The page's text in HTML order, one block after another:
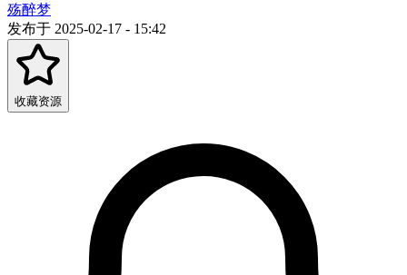
殇醉梦
发布于 2025-02-17 - 15:42
收藏资源